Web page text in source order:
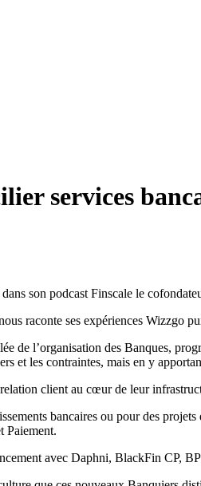
services
son podcast Finscale le
raconte ses expériences Wizzgo
de l’organisation des Banques,
et les contraintes, mais en y
client au cœur de leur
bancaires ou pour des
Paiement.
avec Daphni, BlackFin CP,